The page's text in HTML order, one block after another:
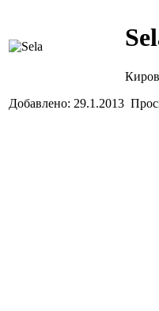
Добавлено: 29.1.2013